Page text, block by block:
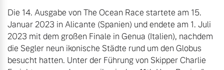
Die 14. Ausgabe von The Ocean Race startete am 15.
Januar 2023 in Alicante (Spanien) und endete am 1. Juli
2023 mit dem großen Finale in Genua (Italien), nachdem
die Segler neun ikonische Städte rund um den Globus
besucht hatten. Unter der Führung von Skipper Charlie